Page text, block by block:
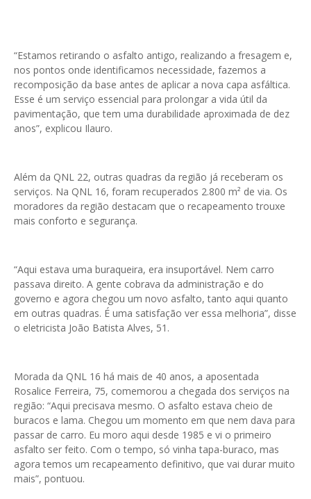
“Estamos retirando o asfalto antigo, realizando a fresagem e,
nos pontos onde identificamos necessidade, fazemos a
recomposição da base antes de aplicar a nova capa asfáltica.
Esse é um serviço essencial para prolongar a vida útil da
pavimentação, que tem uma durabilidade aproximada de dez
anos”, explicou Ilauro.
Além da QNL 22, outras quadras da região já receberam os
serviços. Na QNL 16, foram recuperados 2.800 m² de via. Os
moradores da região destacam que o recapeamento trouxe
mais conforto e segurança.
“Aqui estava uma buraqueira, era insuportável. Nem carro
passava direito. A gente cobrava da administração e do
governo e agora chegou um novo asfalto, tanto aqui quanto
em outras quadras. É uma satisfação ver essa melhoria”, disse
o eletricista João Batista Alves, 51.
Morada da QNL 16 há mais de 40 anos, a aposentada
Rosalice Ferreira, 75, comemorou a chegada dos serviços na
região: “Aqui precisava mesmo. O asfalto estava cheio de
buracos e lama. Chegou um momento em que nem dava para
passar de carro. Eu moro aqui desde 1985 e vi o primeiro
asfalto ser feito. Com o tempo, só vinha tapa-buraco, mas
agora temos um recapeamento definitivo, que vai durar muito
mais”, pontuou.